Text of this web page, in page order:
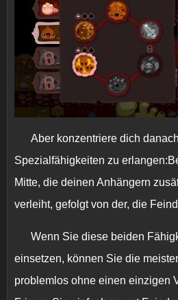
Aber konzentriere dich
Spezialfähigkeiten zu
Mitte, die deinen Anhängern
verleiht, gefolgt von der, die
Wenn Sie diese beiden
einsetzen, können Sie die
problemlos ohne einen einzigen